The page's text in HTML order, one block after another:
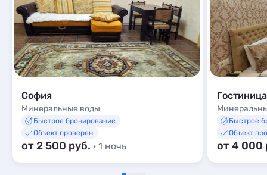
София
Минеральные воды
Быстрое бронирование
Объект проверен
от 2 500 руб. · 1 ночь
Быстрое
Объект
от 4 000